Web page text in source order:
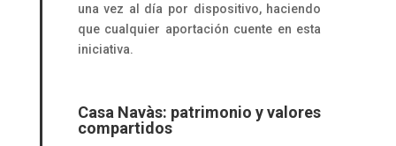
una vez al día por dispositivo, haciendo
que cualquier aportación cuente en esta
iniciativa.
Casa Navàs: patrimonio y valores
compartidos